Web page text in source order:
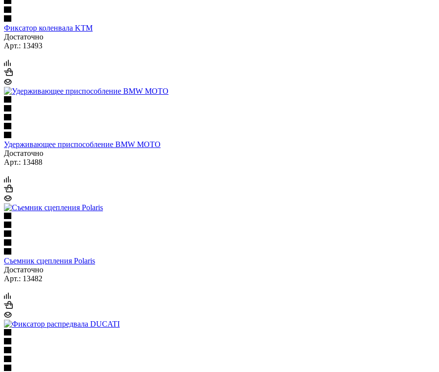
Фиксатор коленвала KTM
Достаточно
Арт.: 13493
Удерживающее приспособление BMW MOTO
Достаточно
Арт.: 13488
Съемник сцепления Polaris
Достаточно
Арт.: 13482